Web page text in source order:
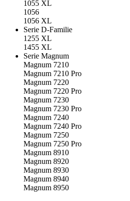
1055 XL
1056
1056 XL
Serie D-Familie
1255 XL
1455 XL
Serie Magnum
Magnum 7210
Magnum 7210 Pro
Magnum 7220
Magnum 7220 Pro
Magnum 7230
Magnum 7230 Pro
Magnum 7240
Magnum 7240 Pro
Magnum 7250
Magnum 7250 Pro
Magnum 8910
Magnum 8920
Magnum 8930
Magnum 8940
Magnum 8950